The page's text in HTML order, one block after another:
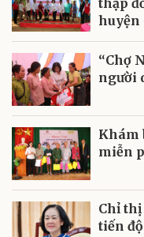
huyện
“Chợ
người
Khám
miễn
Chỉ thị
tiến